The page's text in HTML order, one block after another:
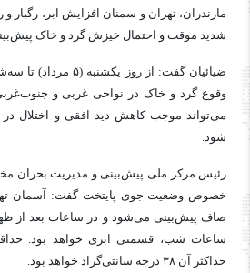
مازندران، تهران و سمنان افزایش ابر، رگبار
شدید موقت و احتمال خیزش گرد و خاک
وقوع گرد و خاک در نواحی غربی و
می‌تواند موجب کاهش دید افقی و اختلال
شود.
رئیس مرکز ملی پیش‌بینی و مدیریت بحران
صاف پیش‌بینی می‌شود و در ساعات بعد از
حداکثر آن ۳۸ درجه سانتی‌گراد خواهد بود.